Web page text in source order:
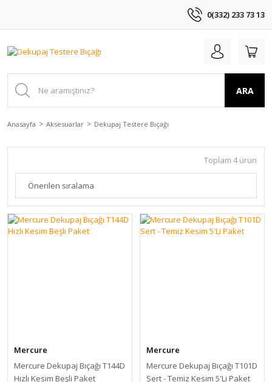
0(332) 233 73 13
ARA
Anasayfa Aksesuarlar Dekupaj Testere Bıçağı
Toplam 4 ürün
Mercure
Mercure Dekupaj Bıçağı T144D
Hızlı Kesim Beşli Paket
Mercure
Mercure Dekupaj Bıçağı T101D
Sert - Temiz Kesim 5'Li Paket